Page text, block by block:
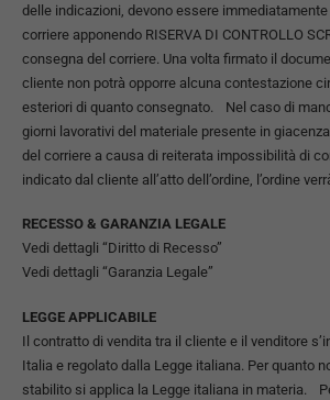
delle indicazioni, devono essere immediatamente
corriere apponendo RISERVA DI CONTROLLO
consegna del corriere. Una volta firmato il
cliente non potrà opporre alcuna contestazione
esteriori di quanto consegnato. Nel caso di
giorni lavorativi del materiale presente in
del corriere a causa di reiterata impossibilità di
indicato dal cliente all’atto dell’ordine, l’ordine
RECESSO & GARANZIA LEGALE
Vedi dettagli “Diritto di Recesso”
Vedi dettagli “Garanzia Legale”
LEGGE APPLICABILE
Il contratto di vendita tra il cliente e il venditore
Italia e regolato dalla Legge italiana. Per quanto
stabilito si applica la Legge italiana in materia.